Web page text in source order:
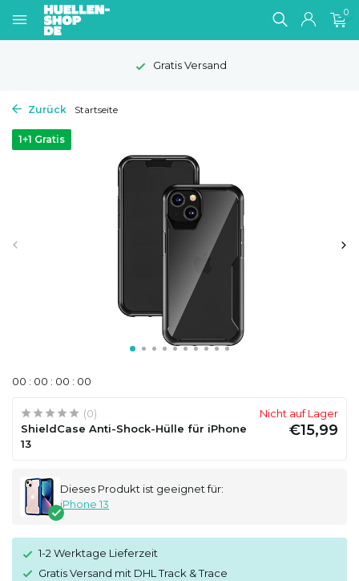
0
Gratis Versand
Zurück Startseite
1+1 Gratis
00 : 00 : 00 : 00
(0)
ShieldCase Anti-Shock-Hülle für iPhone
13
Nicht auf Lager
€15,99
Dieses Produkt ist geeignet für:
iPhone 13
1-2 Werktage Lieferzeit
Gratis Versand mit DHL Track & Trace